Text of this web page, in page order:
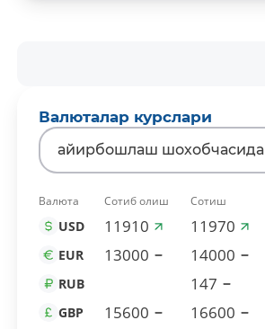
Валюталар курслари
айирбошлаш шохобчасида
Валюта Сотиб олиш Сотиш
USD 11910 11970
EUR 13000 14000
RUB 147
GBP 15600 16600